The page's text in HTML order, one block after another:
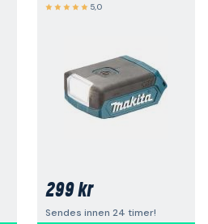
5,0
299 kr
Sendes innen 24 timer!